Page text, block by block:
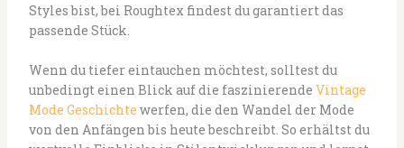
Styles bist, bei Roughtex findest du garantiert das
passende Stück.
Wenn du tiefer eintauchen möchtest, solltest du
unbedingt einen Blick auf die faszinierende Vintage
Mode Geschichte werfen, die den Wandel der Mode
von den Anfängen bis heute beschreibt. So erhältst du